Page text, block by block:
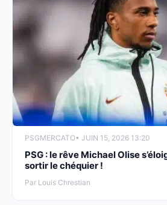
PSGMERCATO• JUIN 15, 2026 13:20
PSG : le rêve Michael Olise
sortir le chéquier !
Par Louis Chrestian